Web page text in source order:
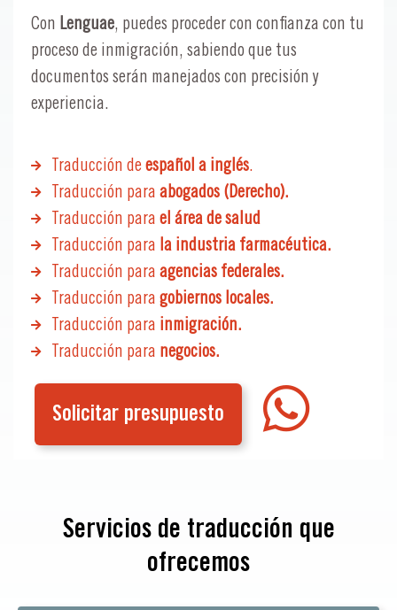
Con Lenguae, puedes proceder con confianza con tu
proceso de inmigración, sabiendo que tus
documentos serán manejados con precisión y
experiencia.
Traducción de español a inglés.
Traducción para abogados (Derecho).
Traducción para el área de salud
Traducción para la industria farmacéutica.
Traducción para agencias federales.
Traducción para gobiernos locales.
Traducción para inmigración.
Traducción para negocios.
Solicitar presupuesto
Servicios de traducción que
ofrecemos